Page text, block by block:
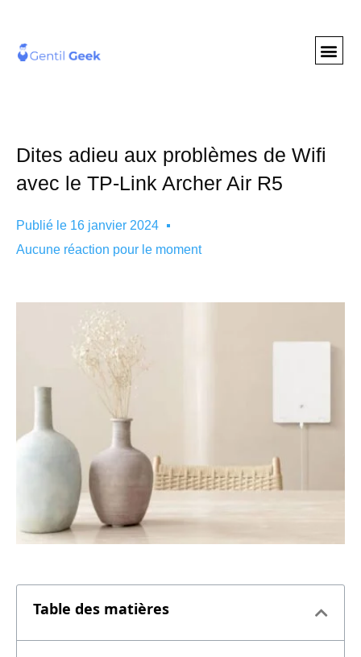
Dites adieu aux problèmes de Wifi
avec le TP-Link Archer Air R5
Publié le 16 janvier 2024
Aucune réaction pour le moment
Table des matières